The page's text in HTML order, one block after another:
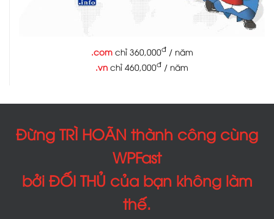
.comchỉ 360,000đ/ năm
.vn chỉ 460,000đ / năm
Đừng TRÌ HOÃN thành công cùng
WPFast
bởi ĐỐI THỦ của bạn không làm
thế.